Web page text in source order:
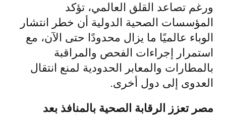
ورغم تصاعد القلق العالمي، تؤكد
المؤسسات الصحية الدولية أن خطر انتشار
الوباء عالميًا ما يزال محدودًا حتى الآن، مع
استمرار إجراءات الفحص والمراقبة
بالمطارات والمعابر الحدودية لمنع انتقال
العدوى إلى دول أخرى.
مصر تعزز الرقابة الصحية بالمنافذ بعد